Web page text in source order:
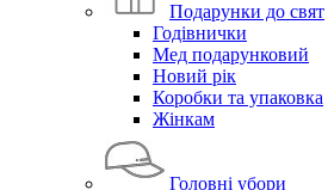
Подарунки до свят
Годівнички
Мед подарунковий
Новий рік
Коробки та упаковка
Жінкам
Головні убори